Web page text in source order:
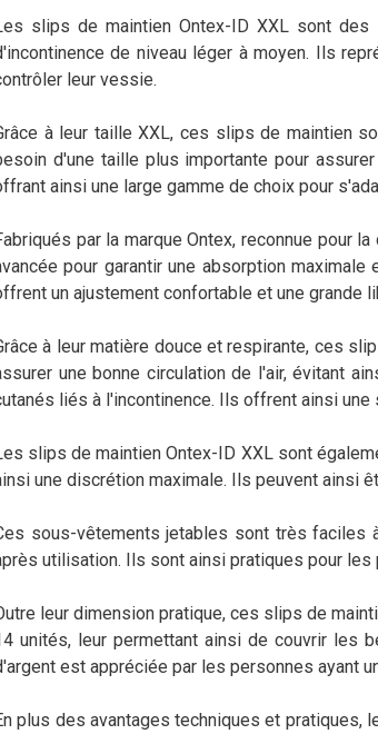
slips de maintien Ontex-ID XXL sont
de niveau léger à moyen. Ils
leur vessie.
à leur taille XXL, ces slips de maintien
d'une taille plus importante pour
ainsi une large gamme de choix pour
par la marque Ontex, reconnue pour
pour garantir une absorption
un ajustement confortable et une grande
à leur matière douce et respirante, ces
une bonne circulation de l'air, évitant
liés à l'incontinence. Ils offrent ainsi
slips de maintien Ontex-ID XXL sont
une discrétion maximale. Ils peuvent ainsi
sous-vêtements jetables sont très
utilisation. Ils sont ainsi pratiques pour
leur dimension pratique, ces slips de
unités, leur permettant ainsi de couvrir les
est appréciée par les personnes ayant
plus des avantages techniques et pratiques,